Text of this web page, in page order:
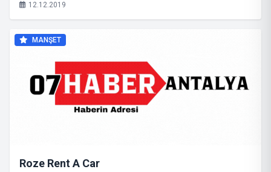
12.12.2019
MANŞET
Roze Rent A Car